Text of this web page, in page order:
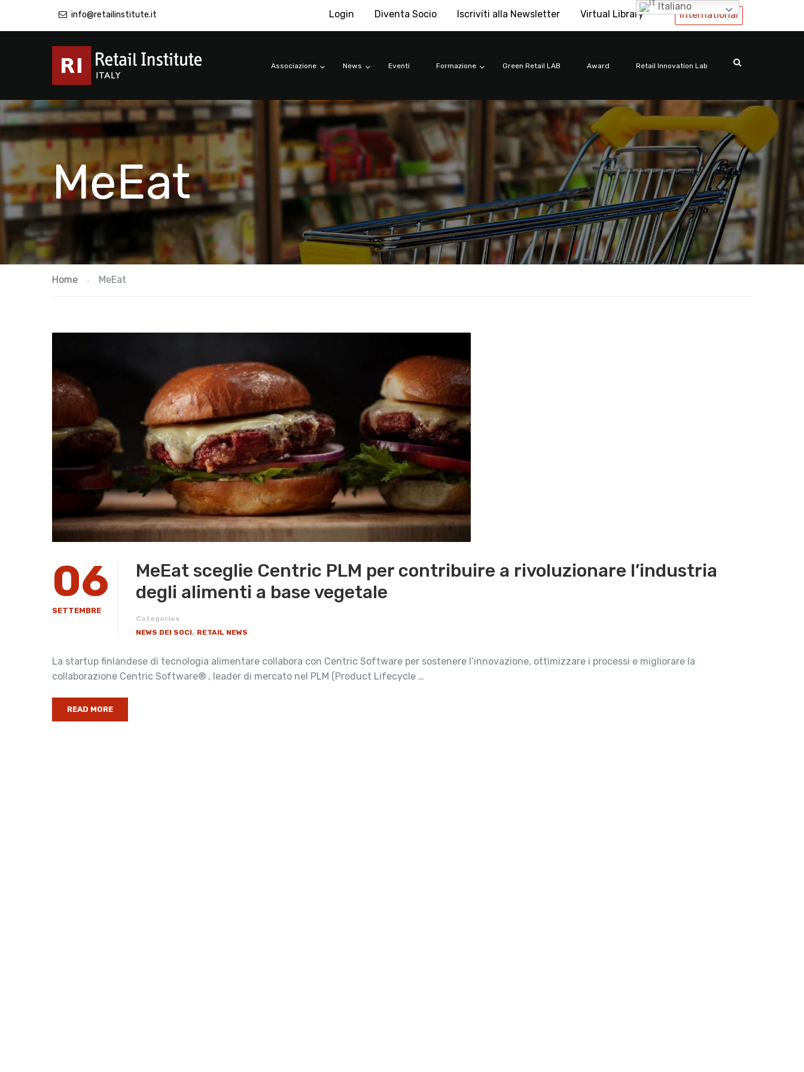
info@retailinstitute.it International
Login Diventa Socio Iscriviti alla Newsletter Virtual Library
Associazione News Eventi Formazione Green Retail LAB Award Retail Innovation Lab
MeEat
Home MeEat
06
SETTEMBRE
MeEat sceglie Centric PLM per contribuire a rivoluzionare l’industria
degli alimenti a base vegetale
Categories
NEWS DEI SOCI, RETAIL NEWS
La startup finlandese di tecnologia alimentare collabora con Centric Software per sostenere l’innovazione, ottimizzare i processi e migliorare la
collaborazione Centric Software® , leader di mercato nel PLM (Product Lifecycle …
READ MORE
Italiano